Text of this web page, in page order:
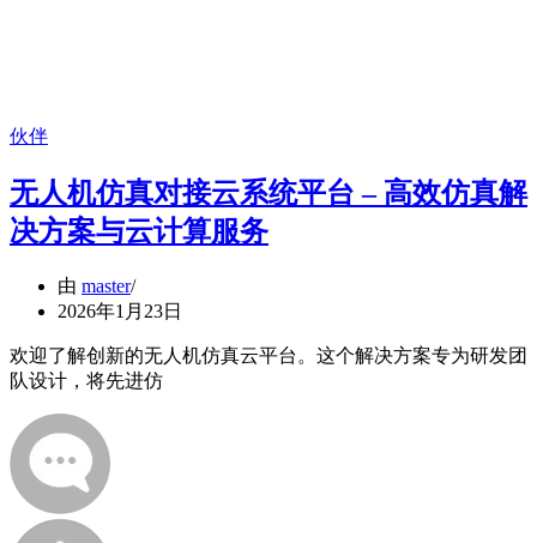
伙伴
无人机仿真对接云系统平台 – 高效仿真解
决方案与云计算服务
由 master
2026年1月23日
欢迎了解创新的无人机仿真云平台。这个解决方案专为研发团
队设计，将先进仿